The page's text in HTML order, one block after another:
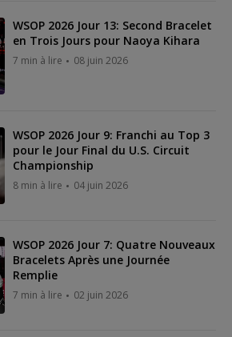
WSOP 2026 Jour 13: Second Bracelet
en Trois Jours pour Naoya Kihara
7 min à lire 08 juin 2026
WSOP 2026 Jour 9: Franchi au Top 3
pour le Jour Final du U.S. Circuit
Championship
8 min à lire 04 juin 2026
WSOP 2026 Jour 7: Quatre Nouveaux
Bracelets Après une Journée
Remplie
7 min à lire 02 juin 2026